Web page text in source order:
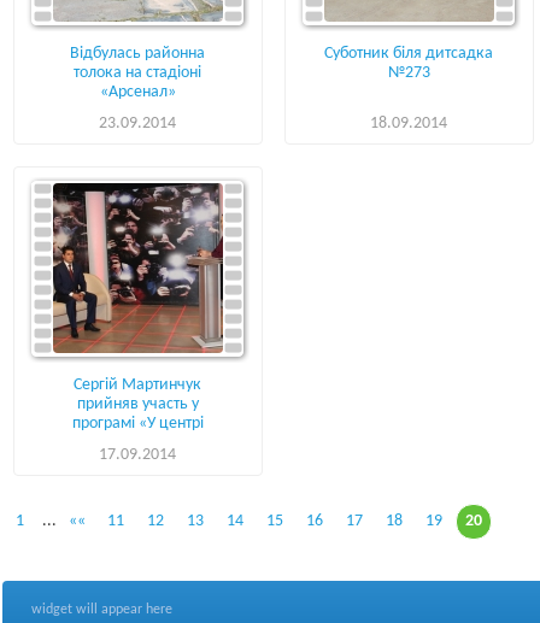
Відбулась районна
толока на стадіоні
«Арсенал»
23.09.2014
Cуботник біля дитсадка
№273
18.09.2014
Сергій Мартинчук
прийняв участь у
програмі «У центрі
17.09.2014
1 ... «« 11 12 13 14 15 16 17 18 19 20
widget will appear here